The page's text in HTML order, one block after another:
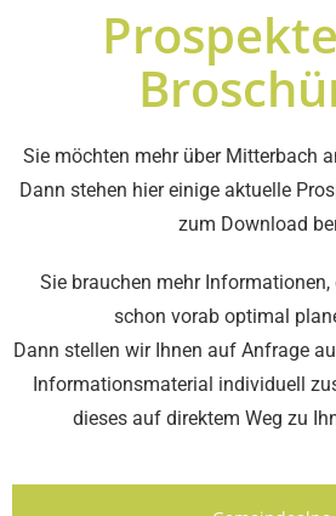
Sie möchten mehr über Mitterbach
Dann stehen hier einige aktuelle
zum Download
Sie brauchen mehr Informationen,
schon vorab optimal
Dann stellen wir Ihnen auf Anfrage
Informationsmaterial individuell
dieses auf direktem Weg zu